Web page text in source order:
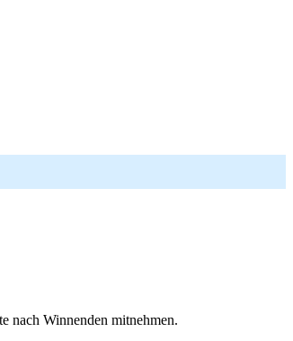
nach Winnenden mitnehmen.